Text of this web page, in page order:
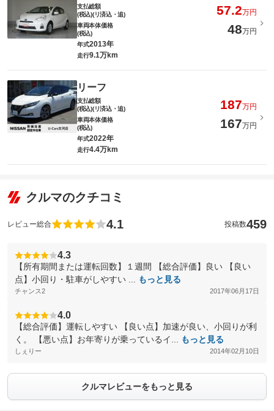
支払総額
(税込)(リ済込・追)
57.2万円
車両本体価格
(税込)
48万円
年式2013年
走行9.1万km
リーフ
支払総額
(税込)(リ済込・追)
187万円
車両本体価格
(税込)
167万円
年式2022年
走行4.4万km
クルマのクチコミ
レビュー総合 4.1 投稿数459
4.3
【所有期間または運転回数】１週間 【総合評価】良い 【良い
点】小回り・駐車がしやすい ...
もっと見る
チャンス2 2017年06月17日
4.0
【総合評価】運転しやすい 【良い点】加速が良い、小回りが利
く。 【悪い点】お年寄りが乗っているイ...
もっと見る
しぇりー 2014年02月10日
クルマレビューをもっと見る